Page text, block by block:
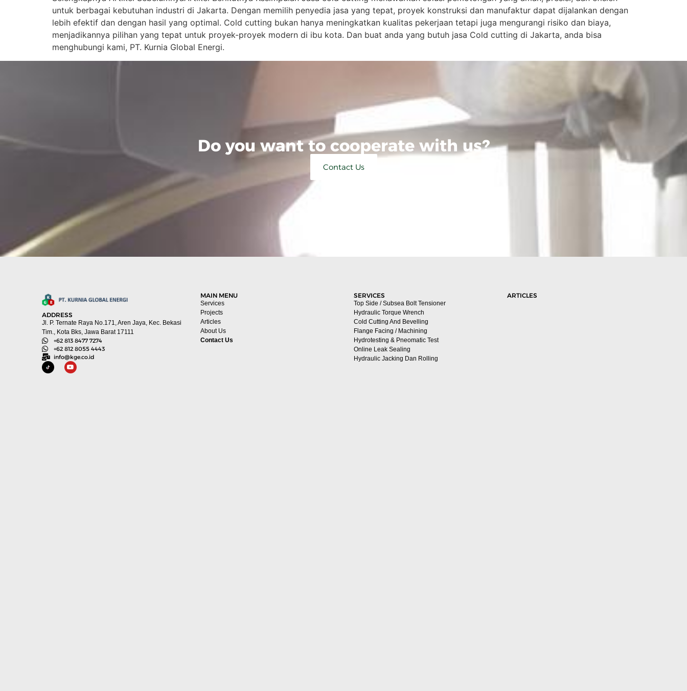
untuk berbagai kebutuhan industri di Jakarta. Dengan memilih penyedia jasa yang tepat, proyek konstruksi dan manufaktur dapat dijalankan dengan
lebih efektif dan dengan hasil yang optimal. Cold cutting bukan hanya meningkatkan kualitas pekerjaan tetapi juga mengurangi risiko dan biaya,
menjadikannya pilihan yang tepat untuk proyek-proyek modern di ibu kota. Dan buat anda yang butuh jasa Cold cutting di Jakarta, anda bisa
menghubungi kami, PT. Kurnia Global Energi.
Do you want to cooperate with us?
Contact Us
ADDRESS
Jl. P. Ternate Raya No.171, Aren Jaya, Kec. Bekasi
Tim., Kota Bks, Jawa Barat 17111
+62 813 8477 7274
+62 812 8055 4443
info@kge.co.id
MAIN MENU
Services
Projects
Articles
About Us
Contact Us
SERVICES
Top Side / Subsea Bolt Tensioner
Hydraulic Torque Wrench
Cold Cutting And Bevelling
Flange Facing / Machining
Hydrotesting & Pneomatic Test
Online Leak Sealing
Hydraulic Jacking Dan Rolling
ARTICLES